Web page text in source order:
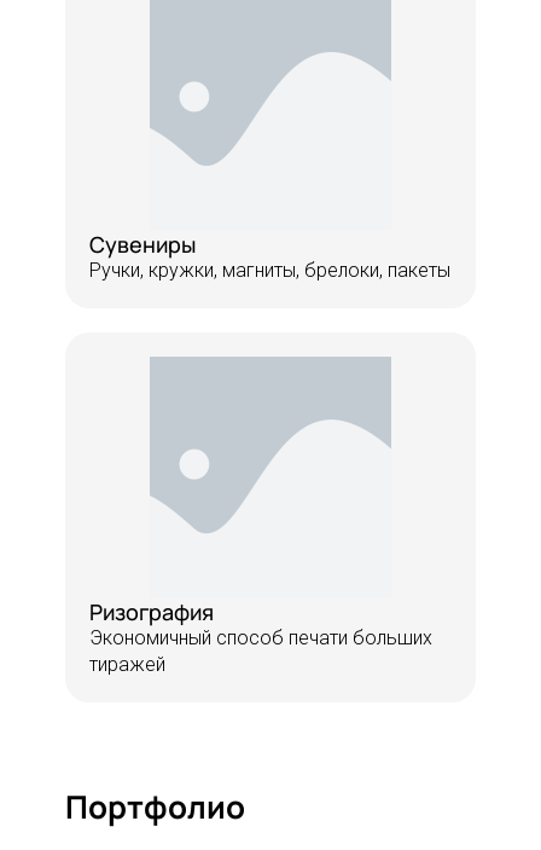
Сувениры
Ручки, кружки, магниты, брелоки, пакеты
Ризография
Экономичный способ печати больших
тиражей
Портфолио